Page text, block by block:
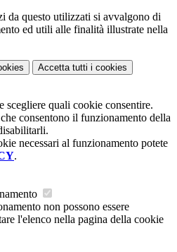
da questo utilizzati si avvalgono di
ed utili alle finalità illustrate nella
Accetta tutti i cookies
scegliere quali cookie consentire.
consentono il funzionamento della
necessari al funzionamento potete
.
non possono essere
l'elenco nella pagina della cookie